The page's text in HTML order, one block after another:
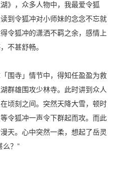
》，众多人物中，我最爱令狐
到令狐冲对小师妹的念念不忘就
令狐冲的潇洒不羁之余，感情上
不甚舒畅。
围寺」情节中，得知任盈盈为救
群雄围攻少林寺。此时讲到众人
顷刻之间。突然天降大雪，顿时
令狐冲一声令下群起而攻。而此
天。心中突然一柔，想起了岳灵
么？”